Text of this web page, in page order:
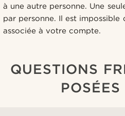
à une autre personne. Une
par personne. Il est impossible
associée à votre compte.
QUESTIONS